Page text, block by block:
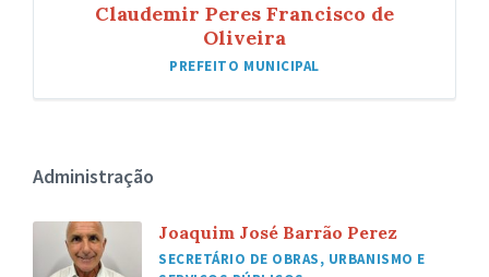
Claudemir Peres Francisco de
Oliveira
PREFEITO MUNICIPAL
Administração
Joaquim José Barrão Perez
SECRETÁRIO DE OBRAS, URBANISMO E